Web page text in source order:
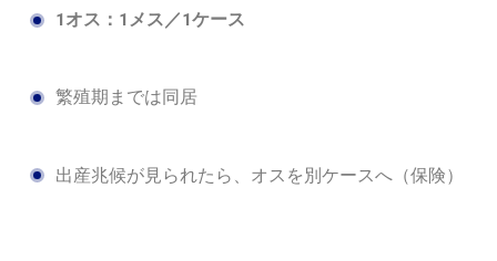
1オス：1メス／1ケース
繁殖期までは同居
出産兆候が見られたら、オスを別ケースへ（保険）